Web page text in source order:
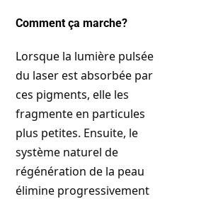
Comment ça marche?
Lorsque la lumière pulsée
du laser est absorbée par
ces pigments, elle les
fragmente en particules
plus petites. Ensuite, le
système naturel de
régénération de la peau
élimine progressivement